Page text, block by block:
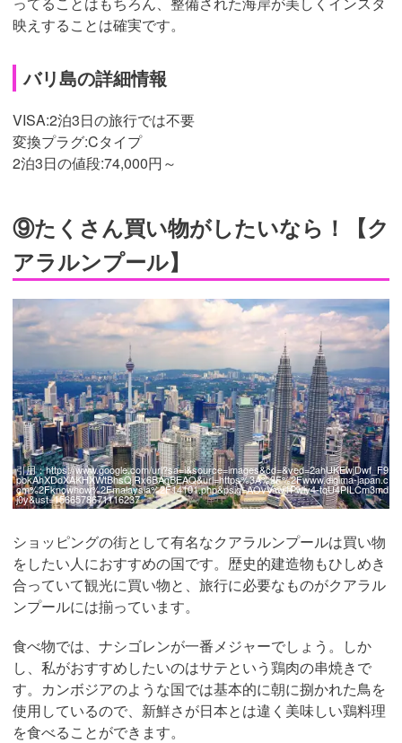
映えすることは確実です。
バリ島の詳細情報
VISA:2泊3日の旅行では不要
変換プラグ:Cタイプ
2泊3日の値段:74,000円～
⑨たくさん買い物がしたいなら！【ク
アラルンプール】
引用：https://www.google.com/url?sa=i&source=images&cd=&ved=2ahUKEwjDwf_F9
pbkAhXDdXAKHXWtBhsQjRx6BAgBEAQ&url=https%3A%2F%2Fwww.digima-japan.c
om%2Fknowhow%2Fmalaysia%2F14101.php&psig=AOvVaw1Pwiy4-tqU4PILCm3md
j0y&ust=1566578671116237
ショッピングの街として有名なクアラルンプールは買い物
をしたい人におすすめの国です。歴史的建造物もひしめき
合っていて観光に買い物と、旅行に必要なものがクアラル
ンプールには揃っています。
食べ物では、ナシゴレンが一番メジャーでしょう。しか
し、私がおすすめしたいのはサテという鶏肉の串焼きで
す。カンボジアのような国では基本的に朝に捌かれた鳥を
使用しているので、新鮮さが日本とは違く美味しい鶏料理
を食べることができます。